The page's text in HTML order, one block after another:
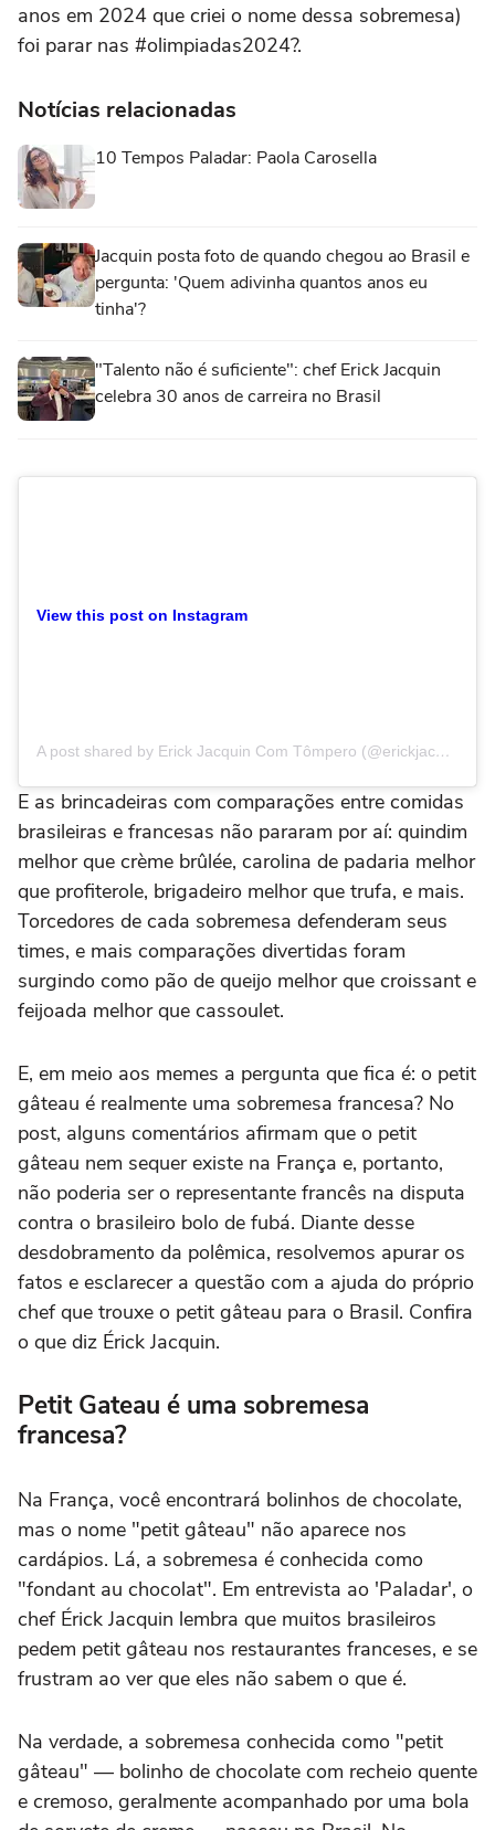
anos em 2024 que criei o nome dessa sobremesa)
foi parar nas #olimpiadas2024?.
Notícias relacionadas
10 Tempos Paladar: Paola Carosella
Jacquin posta foto de quando chegou ao Brasil e
pergunta: 'Quem adivinha quantos anos eu
tinha'?
"Talento não é suficiente": chef Erick Jacquin
celebra 30 anos de carreira no Brasil
View this post on Instagram
A post shared by Erick Jacquin Com Tômpero (@erickjacquin)
E as brincadeiras com comparações entre comidas
brasileiras e francesas não pararam por aí: quindim
melhor que crème brûlée, carolina de padaria melhor
que profiterole, brigadeiro melhor que trufa, e mais.
Torcedores de cada sobremesa defenderam seus
times, e mais comparações divertidas foram
surgindo como pão de queijo melhor que croissant e
feijoada melhor que cassoulet.
E, em meio aos memes a pergunta que fica é: o petit
gâteau é realmente uma sobremesa francesa? No
post, alguns comentários afirmam que o petit
gâteau nem sequer existe na França e, portanto,
não poderia ser o representante francês na disputa
contra o brasileiro bolo de fubá. Diante desse
desdobramento da polêmica, resolvemos apurar os
fatos e esclarecer a questão com a ajuda do próprio
chef que trouxe o petit gâteau para o Brasil. Confira
o que diz Érick Jacquin.
Petit Gateau é uma sobremesa
francesa?
Na França, você encontrará bolinhos de chocolate,
mas o nome "petit gâteau" não aparece nos
cardápios. Lá, a sobremesa é conhecida como
"fondant au chocolat". Em entrevista ao 'Paladar', o
chef Érick Jacquin lembra que muitos brasileiros
pedem petit gâteau nos restaurantes franceses, e se
frustram ao ver que eles não sabem o que é.
Na verdade, a sobremesa conhecida como "petit
gâteau" — bolinho de chocolate com recheio quente
e cremoso, geralmente acompanhado por uma bola